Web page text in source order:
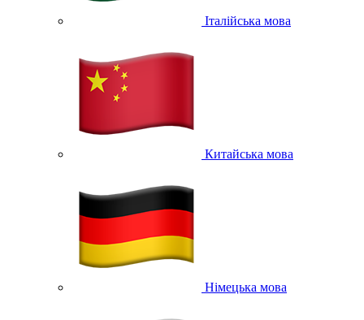
Італійська мова
Китайська мова
Німецька мова